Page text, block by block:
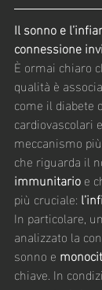
Il sonno e
connessione
È ormai chiaro
qualità è
come il diabete
cardiovascolari
meccanismo
che riguarda il
immunitario e
più cruciale:
In particolare,
analizzato la
sonno e
chiave. In